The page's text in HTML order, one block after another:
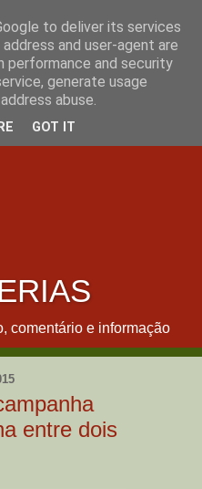
comentário e informação
entre dois
to deliver its services
and user-agent are
performance and security
generate usage
abuse.
GOT IT